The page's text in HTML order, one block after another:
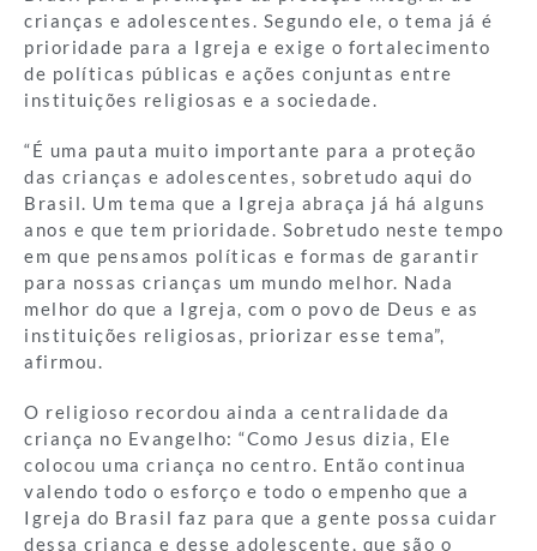
crianças e adolescentes. Segundo ele, o tema já é
prioridade para a Igreja e exige o fortalecimento
de políticas públicas e ações conjuntas entre
instituições religiosas e a sociedade.
“É uma pauta muito importante para a proteção
das crianças e adolescentes, sobretudo aqui do
Brasil. Um tema que a Igreja abraça já há alguns
anos e que tem prioridade. Sobretudo neste tempo
em que pensamos políticas e formas de garantir
para nossas crianças um mundo melhor. Nada
melhor do que a Igreja, com o povo de Deus e as
instituições religiosas, priorizar esse tema”,
afirmou.
O religioso recordou ainda a centralidade da
criança no Evangelho: “Como Jesus dizia, Ele
colocou uma criança no centro. Então continua
valendo todo o esforço e todo o empenho que a
Igreja do Brasil faz para que a gente possa cuidar
dessa criança e desse adolescente, que são o